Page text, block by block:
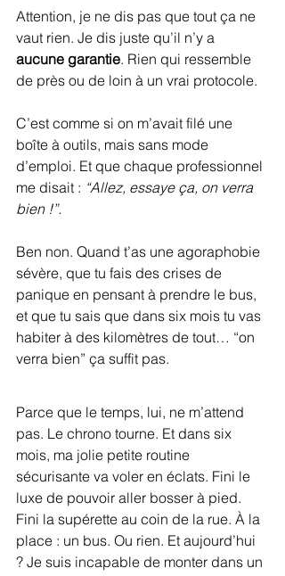
Attention, je ne dis pas que tout ça ne
vaut rien. Je dis juste qu’il n’y a
aucune garantie. Rien qui ressemble
de près ou de loin à un vrai protocole.
C’est comme si on m’avait filé une
boîte à outils, mais sans mode
d’emploi. Et que chaque professionnel
me disait : “Allez, essaye ça, on verra
bien !”.
Ben non. Quand t’as une agoraphobie
sévère, que tu fais des crises de
panique en pensant à prendre le bus,
et que tu sais que dans six mois tu vas
habiter à des kilomètres de tout… “on
verra bien” ça suffit pas.
Parce que le temps, lui, ne m’attend
pas. Le chrono tourne. Et dans six
mois, ma jolie petite routine
sécurisante va voler en éclats. Fini le
luxe de pouvoir aller bosser à pied.
Fini la supérette au coin de la rue. À la
place : un bus. Ou rien. Et aujourd’hui
? Je suis incapable de monter dans un